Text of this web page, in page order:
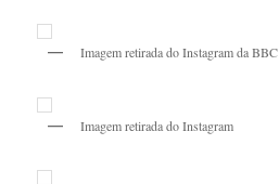
Imagem retirada do Instagram da BBC
Imagem retirada do Instagram